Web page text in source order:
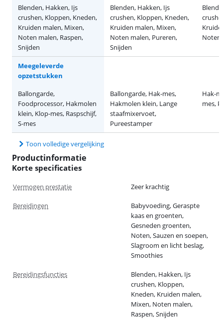
Blenden, Hakken, Ijs
crushen, Kloppen, Kneden,
Kruiden malen, Mixen,
Noten malen, Raspen,
Snijden
Blenden, Hakken, Ijs
crushen, Kloppen, Kneden,
Kruiden malen, Mixen,
Noten malen, Pureren,
Snijden
Noten
Meegeleverde
opzetstukken
Ballongarde,
Foodprocessor, Hakmolen
klein, Klop-mes, Raspschijf,
S-mes
Ballongarde, Hak-mes,
Hakmolen klein, Lange
staafmixervoet,
Pureestamper
Hak-
mes,
Toon volledige vergelijking
Productinformatie
Korte specificaties
Vermogen prestatie Zeer krachtig
Bereidingen
Babyvoeding, Geraspte
kaas en groenten,
Gesneden groenten,
Noten, Sauzen en soepen,
Slagroom en licht beslag,
Smoothies
Bereidingsfuncties
Blenden, Hakken, Ijs
crushen, Kloppen,
Kneden, Kruiden malen,
Mixen, Noten malen,
Raspen, Snijden